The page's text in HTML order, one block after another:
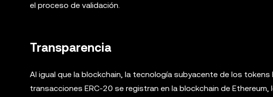
el proceso de validación.
Transparencia
Al igual que la blockchain, la tecnología subyacente de los
transacciones ERC-20 se registran en la blockchain de